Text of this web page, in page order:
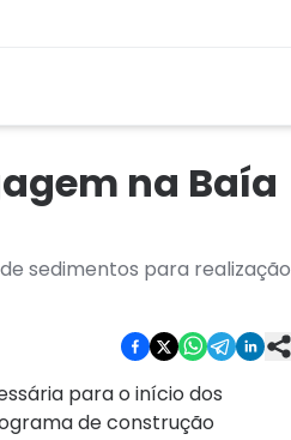
na Baía
sedimentos para realização
para o início dos
de construção